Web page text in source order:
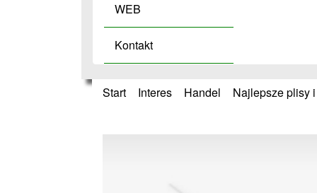
WEB
Kontakt
Start Interes Handel Najlepsze plisy